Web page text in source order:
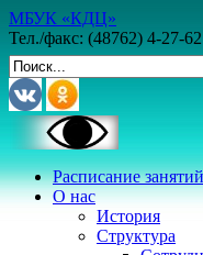
МБУК «КДЦ»
Тел./факс: (48762) 4-27-62
Расписание занятий
О нас
История
Структура